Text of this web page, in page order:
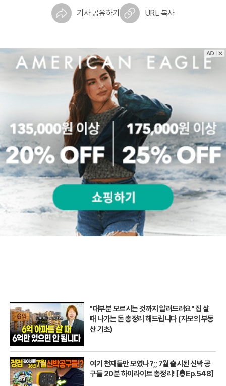
기사 공유하기 URL 복사
"대부분 모르시는 것까지 알려드려요" 집 살
때 나가는 돈 총정리 해드립니다 (자모의 부동
산 기초)
여기 천재들만 모였나?;; 7월 출시된 신박 공
구들 20분 하이라이트 총정리! 【🤴Ep.548】